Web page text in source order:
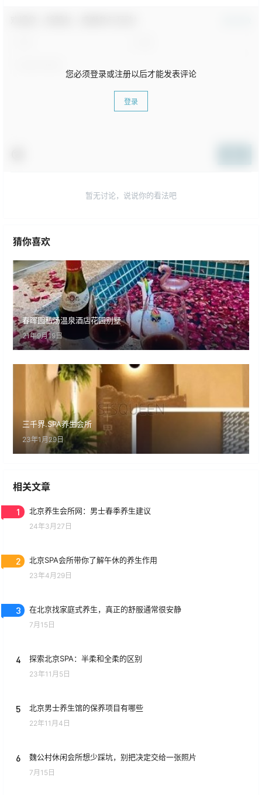
您必须登录或注册以后才能发表评论
登录
暂无讨论，说说你的看法吧
猜你喜欢
春晖园私汤温泉酒店花园别墅
21年9月19日
三千界.SPA养生会所
23年1月29日
相关文章
1 北京养生会所网：男士春季养生建议
24年3月27日
2 北京SPA会所带你了解午休的养生作用
23年4月29日
3 在北京找家庭式养生，真正的舒服通常很安静
7月15日
4 探索北京SPA：半柔和全柔的区别
23年11月5日
5 北京男士养生馆的保养项目有哪些
22年11月4日
6 魏公村休闲会所想少踩坑，别把决定交给一张照片
7月15日